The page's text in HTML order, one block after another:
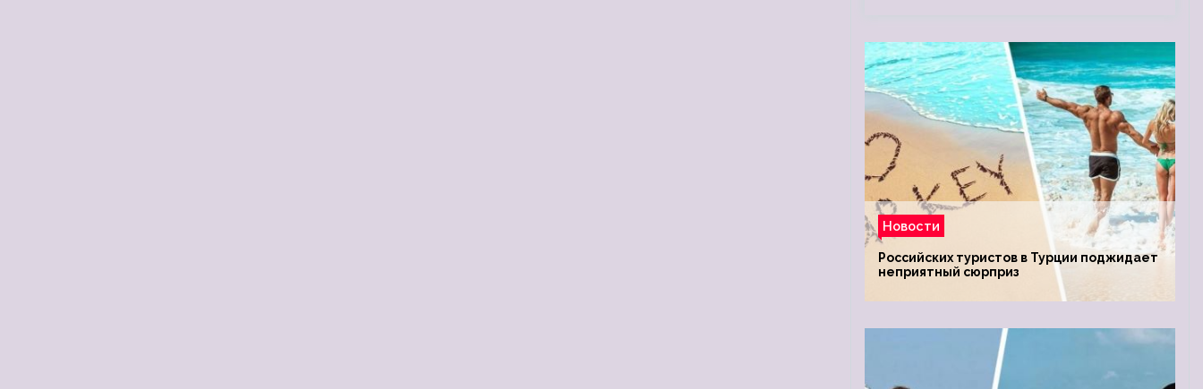
Новости
Российских туристов в Турции поджидает
неприятный сюрприз